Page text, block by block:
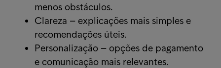
menos obstáculos.
Clareza – explicações mais simples e
recomendações úteis.
Personalização – opções de pagamento
e comunicação mais relevantes.